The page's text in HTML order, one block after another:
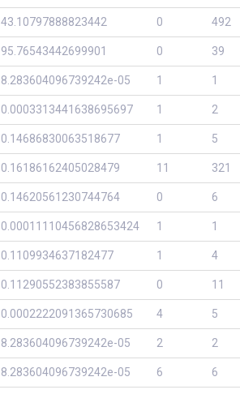
43.10797888823442 0 492
95.76543442699901 0 39
8.283604096739242e-05 1 1
0.0003313441638695697 1 2
0.14686830063518677 1 5
0.16186162405028479 11 321
0.14620561230744764 0 6
0.00011110456828653424 1 1
0.1109934637182477 1 4
0.11290552383855587 0 11
0.0002222091365730685 4 5
8.283604096739242e-05 2 2
8.283604096739242e-05 6 6